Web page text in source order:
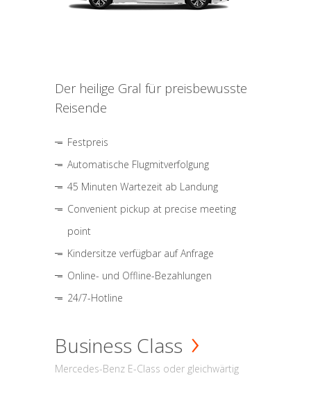
Der heilige Gral für preisbewusste
Reisende
Festpreis
Automatische Flugmitverfolgung
45 Minuten Wartezeit ab Landung
Convenient pickup at precise meeting
point
Kindersitze verfügbar auf Anfrage
Online- und Offline-Bezahlungen
24/7-Hotline
Business Class
Mercedes-Benz E-Class oder gleichwärtig